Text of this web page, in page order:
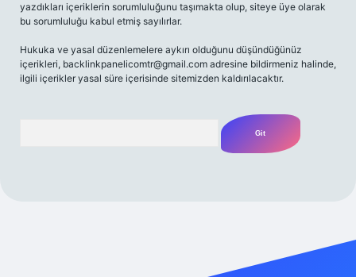
yazdıkları içeriklerin sorumluluğunu taşımakta olup, siteye üye olarak
bu sorumluluğu kabul etmiş sayılırlar.
Hukuka ve yasal düzenlemelere aykırı olduğunu düşündüğünüz
içerikleri, backlinkpanelicomtr@gmail.com adresine bildirmeniz halinde,
ilgili içerikler yasal süre içerisinde sitemizden kaldırılacaktır.